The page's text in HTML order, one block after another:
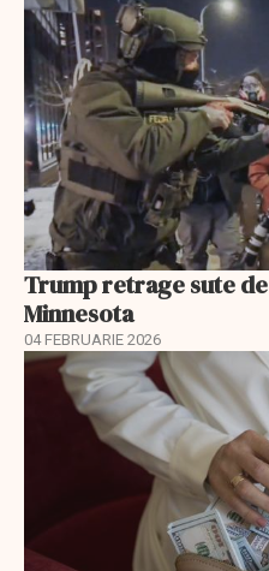
Trump retrage sute
Minnesota
04 FEBRUARIE 2026